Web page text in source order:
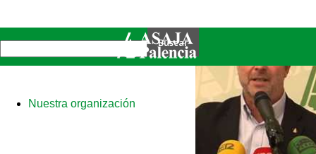
Nuestra organización